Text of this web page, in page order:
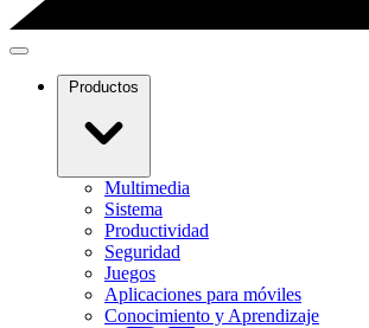
Productos
Multimedia
Sistema
Productividad
Seguridad
Juegos
Aplicaciones para móviles
Conocimiento y Aprendizaje